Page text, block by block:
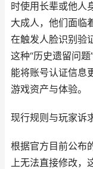
时使用长辈或他人
大成人，他们面临
在触发人脸识别验
这种“历史遗留问
能将账号认证信息
游戏资产与体验。
现行规则与玩家诉
根据官方目前公布
上无法直接修改，